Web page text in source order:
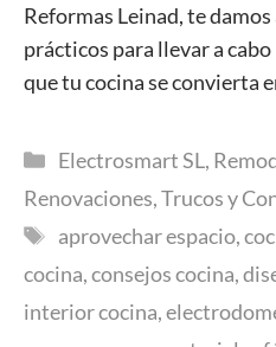
Reformas Leinad, te
prácticos para llevar a
que tu cocina se convierta
Categorías
Electrosmart SL,
Renovaciones,Trucos y
Etiquetas
aprovechar espacio,
cocina,consejos cocina,
interior cocina,